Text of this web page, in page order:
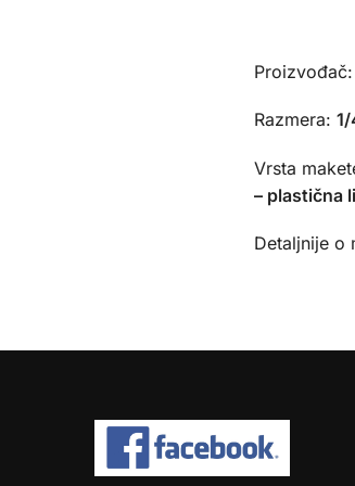
Proizvođač:
Razmera:
Vrsta
– plastična
Detaljnije o